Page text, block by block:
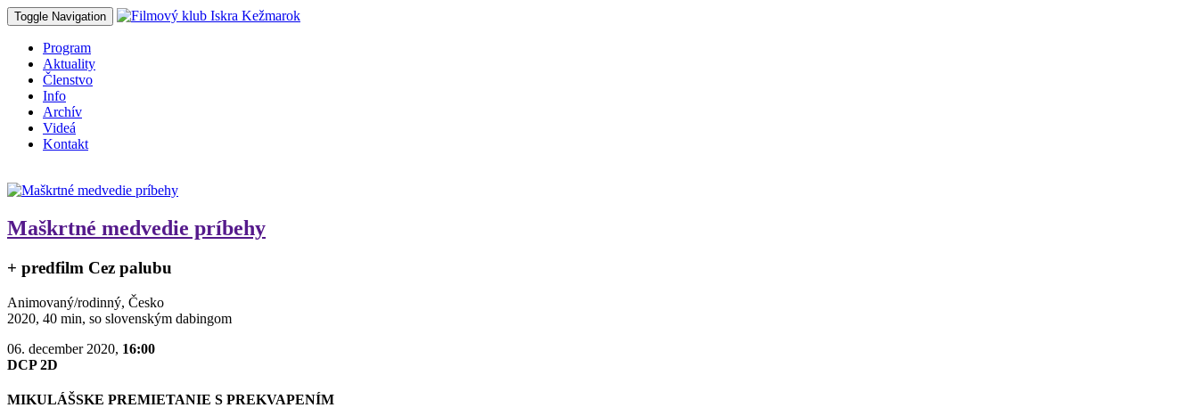
Toggle Navigation
Program
Aktuality
Členstvo
Info
Archív
Videá
Kontakt
Maškrtné medvedie príbehy
+ predfilm Cez palubu
Animovaný/rodinný, Česko
2020, 40 min, so slovenským dabingom
06. december 2020, 16:00
DCP 2D
MIKULÁŠSKE PREMIETANIE S PREKVAPENÍM